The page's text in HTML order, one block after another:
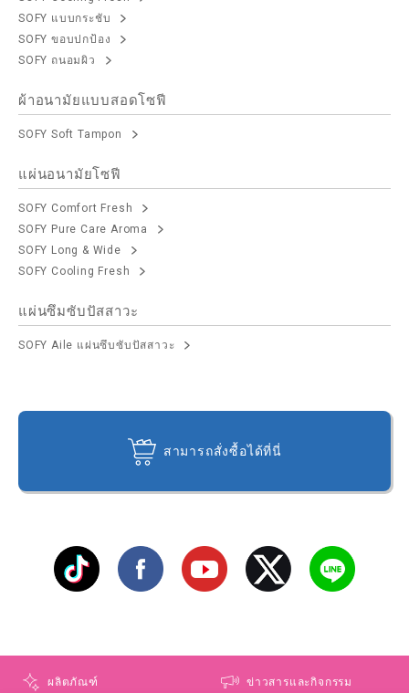
SOFY แบบกระชับ
SOFY ขอบปกป้อง
SOFY ถนอมผิว
ผ้าอนามัยแบบสอดโซฟี
SOFY Soft Tampon
แผ่นอนามัยโซฟี
SOFY Comfort Fresh
SOFY Pure Care Aroma
SOFY Long & Wide
SOFY Cooling Fresh
แผ่นซึมซับปัสสาวะ
SOFY Aile แผ่นซึบซับปัสสาวะ
สามารถสั่งซื้อได้ที่นี่
ผลิตภัณฑ์ ข่าวสารและกิจกรรม